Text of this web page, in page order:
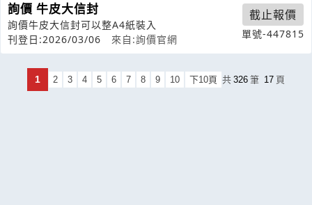
詢價 牛皮大信封
詢價牛皮大信封可以整A4紙裝入
刊登日:2026/03/06
來自:詢價官網
截止報價
單號-447815
1 2 3 4 5 6 7 8 9 10 下10頁 共 326 筆 17 頁